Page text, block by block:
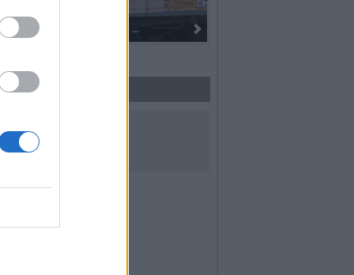
Dall’oro alla fiaccola: ...